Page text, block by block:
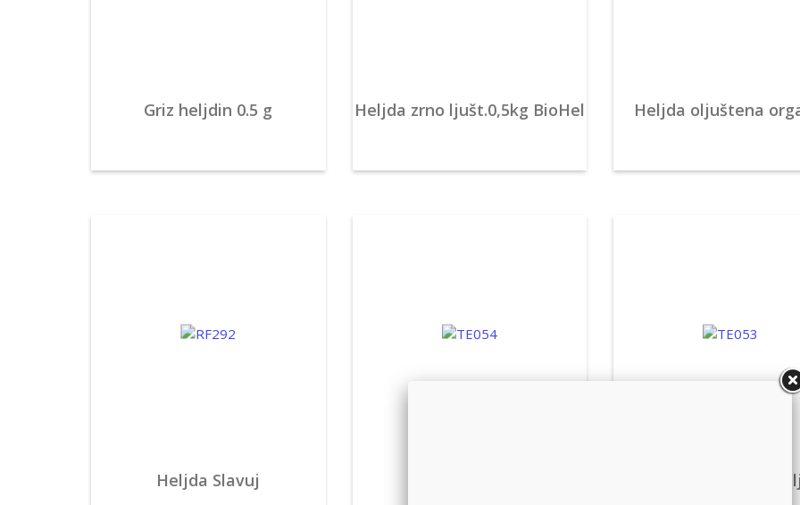
Griz heljdin 0.5 g Heljda zrno ljušt.0,5kg BioHel Heljda oljuštena
Heljda Slavuj Kore heljdine